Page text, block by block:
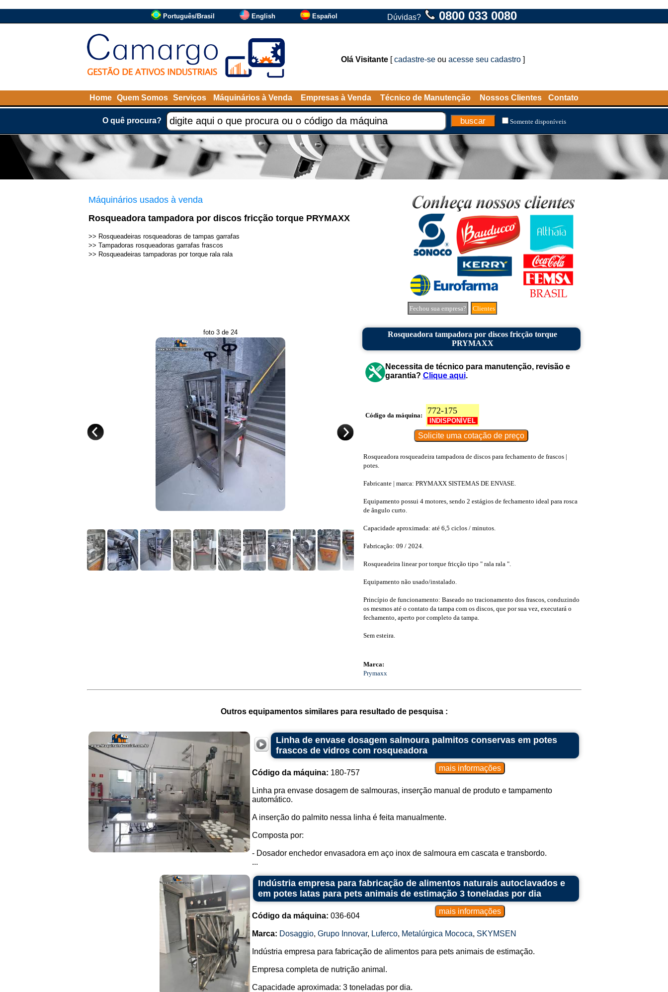
Português/Brasil English Español Dúvidas? 0800 033 0080
Olá Visitante [cadastre-se ou acesse seu cadastro ]
Home Quem Somos Serviços Máquinários à Venda Empresas à Venda Técnico de Manutenção Nossos Clientes Contato
O quê procura? Somente disponíveis
Máquinários usados à venda
Rosqueadora tampadora por discos fricção torque PRYMAXX
>> Rosqueadeiras rosqueadoras de tampas garrafas
>> Tampadoras rosqueadoras garrafas frascos
>> Rosqueadeiras tampadoras por torque rala rala
Fechou sua empresa? Clientes
foto 3 de 24
Rosqueadora tampadora por discos fricção torque
PRYMAXX
Necessita de técnico para manutenção, revisão e
garantia? Clique aqui.
Código da máquina: 772-175
INDISPONÍVEL
Rosqueadora rosqueadeira tampadora de discos para fechamento de frascos |
potes.
Fabricante | marca: PRYMAXX SISTEMAS DE ENVASE.
Equipamento possui 4 motores, sendo 2 estágios de fechamento ideal para rosca
de ângulo curto.
Capacidade aproximada: até 6,5 ciclos / minutos.
Fabricação: 09 / 2024.
Rosqueadeira linear por torque fricção tipo " rala rala ".
Equipamento não usado/instalado.
Princípio de funcionamento: Baseado no tracionamento dos frascos, conduzindo
os mesmos até o contato da tampa com os discos, que por sua vez, executará o
fechamento, aperto por completo da tampa.
Sem esteira.
Marca:
Prymaxx
Outros equipamentos similares para resultado de pesquisa :
Linha de envase dosagem salmoura palmitos conservas em potes
frascos de vidros com rosqueadora
Código da máquina: 180-757
Linha pra envase dosagem de salmouras, inserção manual de produto e tampamento
automático.
A inserção do palmito nessa linha é feita manualmente.
Composta por:
- Dosador enchedor envasadora em aço inox de salmoura em cascata e transbordo.
...
Indústria empresa para fabricação de alimentos naturais autoclavados e
em potes latas para pets animais de estimação 3 toneladas por dia
Código da máquina: 036-604
Marca: Dosaggio, Grupo Innovar, Luferco, Metalúrgica Mococa, SKYMSEN
Indústria empresa para fabricação de alimentos para pets animais de estimação.
Empresa completa de nutrição animal.
Capacidade aproximada: 3 toneladas por dia.